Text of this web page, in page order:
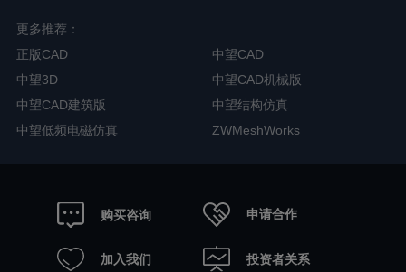
更多推荐：
正版CAD
中望CAD
中望3D
中望CAD机械版
中望CAD建筑版
中望结构仿真
中望低频电磁仿真
ZWMeshWorks
购买咨询 申请合作
加入我们 投资者关系